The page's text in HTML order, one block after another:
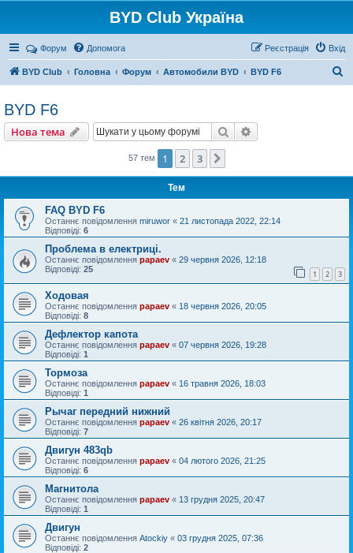
BYD Club Україна
Форум Допомога Вхід
Реєстрація
BYD Club Головна Форум Автомобили BYD BYD F6
BYD F6
Нова тема
Нова тема Пошук
57 тем 1 2 3
Тем
FAQ BYD F6
Останнє повідомлення miruwor « 21 листопада 2022, 22:14
Відповіді: 6
Проблема в електриці.
Останнє повідомлення papaev « 29 червня 2026, 12:18
Відповіді: 25 1 2 3
Ходовая
Останнє повідомлення papaev « 18 червня 2026, 20:05
Відповіді: 8
Дефлектор капота
Останнє повідомлення papaev « 07 червня 2026, 19:28
Відповіді: 1
Тормоза
Останнє повідомлення papaev « 16 травня 2026, 18:03
Відповіді: 1
Рычаг передний нижний
Останнє повідомлення papaev « 26 квітня 2026, 20:17
Відповіді: 7
Двигун 483qb
Останнє повідомлення papaev « 04 лютого 2026, 21:25
Відповіді: 6
Магнитола
Останнє повідомлення papaev « 13 грудня 2025, 20:47
Відповіді: 1
Двигун
Останнє повідомлення Atockiy « 03 грудня 2025, 07:36
Відповіді: 2